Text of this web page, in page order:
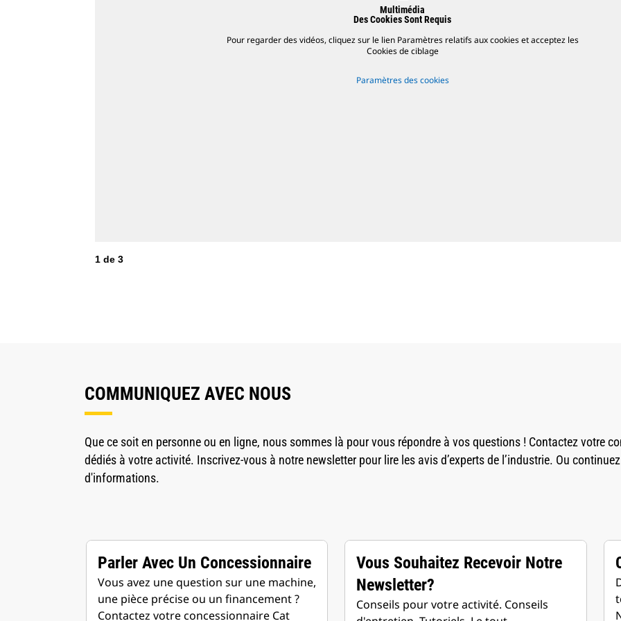
Multimédia
Des Cookies Sont Requis
Pour regarder des vidéos, cliquez sur le lien Paramètres relatifs aux cookies et acceptez les
Cookies de ciblage
Paramètres des cookies
1 de 3
COMMUNIQUEZ AVEC NOUS
Que ce soit en personne ou en ligne, nous sommes là pour vous répondre à vos questions ! Contactez votre
dédiés à votre activité. Inscrivez-vous à notre newsletter pour lire les avis d’experts de l’industrie. Ou
d'informations.
Parler Avec Un Concessionnaire
Vous avez une question sur une machine,
une pièce précise ou un financement ?
Contactez votre concessionnaire Cat
Vous Souhaitez Recevoir Notre
Newsletter?
Conseils pour votre activité. Conseils